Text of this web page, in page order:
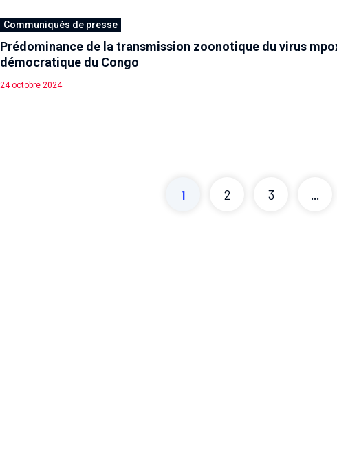
Communiqués de presse
Prédominance de la transmission zoonotique du virus
démocratique du Congo
24 octobre 2024
1 2 3